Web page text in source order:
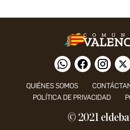
QUIÉNES SOMOS
POLÍTICA DE PRIVACIDAD
© 2021